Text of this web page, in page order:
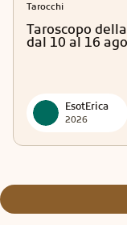
Tarocchi
Taroscopo
dal 10 al 16
EsotErica
2026